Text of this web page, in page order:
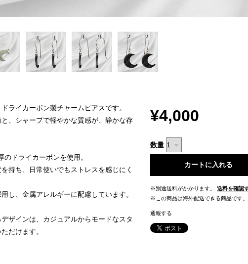
ライカーボン製チャームピアスです。
、シャープで軽やかな質感が、静かな存
ドライカーボンを使用。
持ち、日常使いでもストレスを感じにく
し、金属アレルギーに配慮しています。
ザインは、カジュアルからモードなスタ
だけます。
¥4,000
数量
カートに入れる
※別途送料がかかります。
送料を確認
※この商品は海外配送できる商品です。
通報する